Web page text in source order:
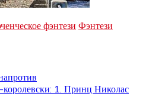
фэнтези Фэнтези
1. Принц Николас